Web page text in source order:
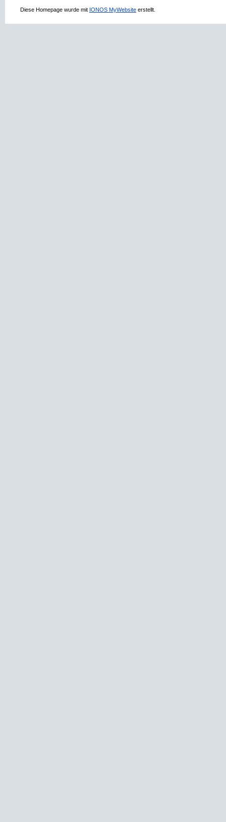
Diese Homepage wurde mit IONOS MyWebsite erstellt.